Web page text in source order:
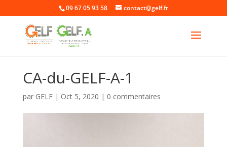
09 67 05 93 58 contact@gelf.fr
CA-du-GELF-A-1
par GELF| Oct 5, 2020 | 0 commentaires